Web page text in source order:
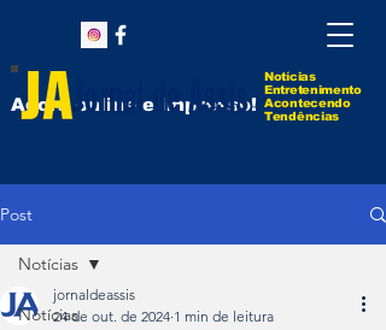
Notícias
Entretenimento
Acontecendo
Tendências
Agora online e impresso!
Post
Notícias
Notícias
jornaldeassis
24 de out. de 2024 1 min de leitura